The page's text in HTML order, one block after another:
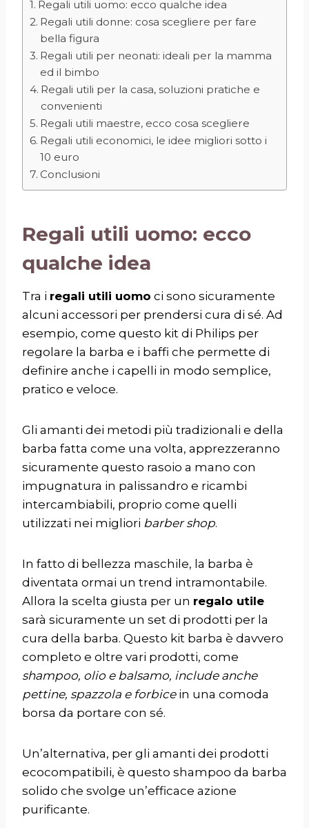
Regali utili uomo: ecco qualche idea
Regali utili donne: cosa scegliere per fare
bella figura
Regali utili per neonati: ideali per la mamma
ed il bimbo
Regali utili per la casa, soluzioni pratiche e
convenienti
Regali utili maestre, ecco cosa scegliere
Regali utili economici, le idee migliori sotto i
10 euro
Conclusioni
Regali utili uomo: ecco
qualche idea
Tra i regali utili uomo ci sono sicuramente
alcuni accessori per prendersi cura di sé. Ad
esempio, come questo kit di Philips per
regolare la barba e i baffi che permette di
definire anche i capelli in modo semplice,
pratico e veloce.
Gli amanti dei metodi più tradizionali e della
barba fatta come una volta, apprezzeranno
sicuramente questo rasoio a mano con
impugnatura in palissandro e ricambi
intercambiabili, proprio come quelli
utilizzati nei migliori barber shop.
In fatto di bellezza maschile, la barba è
diventata ormai un trend intramontabile.
Allora la scelta giusta per un regalo utile
sarà sicuramente un set di prodotti per la
cura della barba. Questo kit barba è davvero
completo e oltre vari prodotti, come
shampoo, olio e balsamo, include anche
pettine, spazzola e forbicein una comoda
borsa da portare con sé.
Un’alternativa, per gli amanti dei prodotti
ecocompatibili, è questo shampoo da barba
solido che svolge un’efficace azione
purificante.